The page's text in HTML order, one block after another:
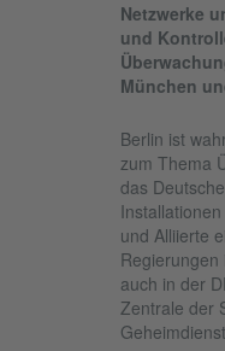
Netzwerke
und
München
Berlin ist
zum Thema
das
und Alliierte
auch in der
Zentrale der